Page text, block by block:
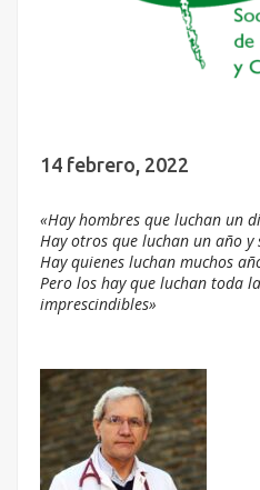
14 febrero, 2022
«Hay hombres que luchan un
Hay otros que luchan un año y
Hay quienes luchan muchos
Pero los hay que luchan toda
imprescindibles»